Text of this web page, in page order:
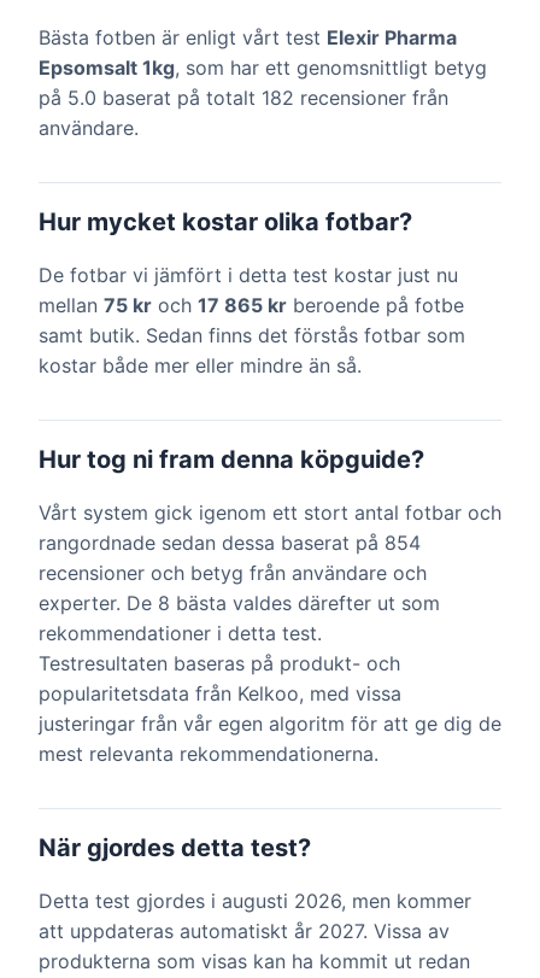
Bästa fotben är enligt vårt test Elexir Pharma
Epsomsalt 1kg, som har ett genomsnittligt betyg
på 5.0 baserat på totalt 182 recensioner från
användare.
Hur mycket kostar olika fotbar?
De fotbar vi jämfört i detta test kostar just nu
mellan 75 kr och 17 865 kr beroende på fotbe
samt butik. Sedan finns det förstås fotbar som
kostar både mer eller mindre än så.
Hur tog ni fram denna köpguide?
Vårt system gick igenom ett stort antal fotbar och
rangordnade sedan dessa baserat på 854
recensioner och betyg från användare och
experter. De 8 bästa valdes därefter ut som
rekommendationer i detta test.
Testresultaten baseras på produkt- och
popularitetsdata från Kelkoo, med vissa
justeringar från vår egen algoritm för att ge dig de
mest relevanta rekommendationerna.
När gjordes detta test?
Detta test gjordes i augusti 2026, men kommer
att uppdateras automatiskt år 2027. Vissa av
produkterna som visas kan ha kommit ut redan